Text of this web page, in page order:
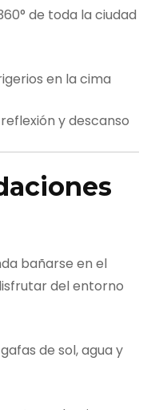
de toda la ciudad
en la cima
y descanso
bañarse en el
del entorno
de sol, agua y